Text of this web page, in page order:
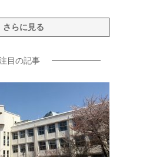
さらに見る
目の記事